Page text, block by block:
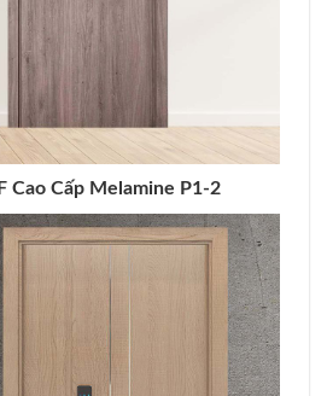
Cao Cấp Melamine P1-2